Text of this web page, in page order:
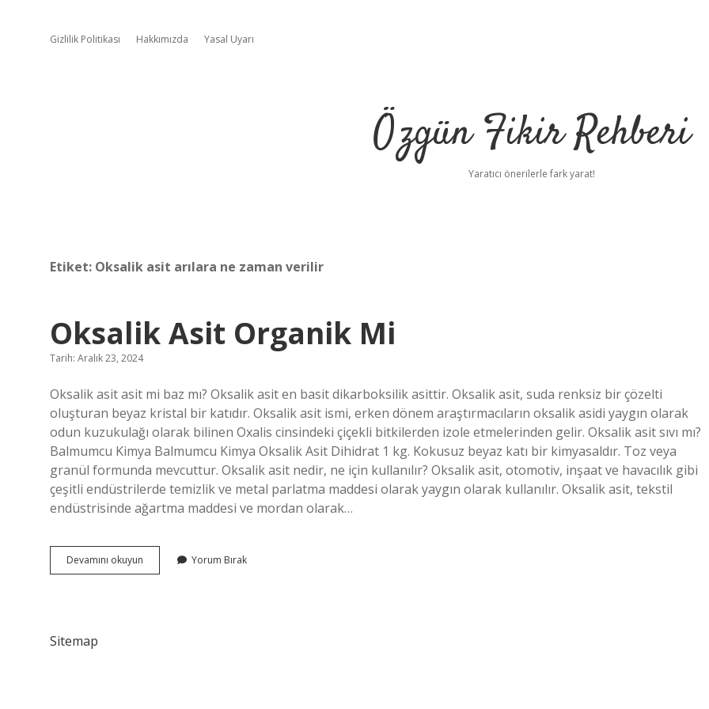
Gizlilik Politikası Hakkımızda Yasal Uyarı
Özgün Fikir Rehberi
Yaratıcı önerilerle fark yarat!
Etiket: Oksalik asit arılara ne zaman verilir
Oksalik Asit Organik Mi
Tarih: Aralık 23, 2024
Oksalik asit asit mi baz mı? Oksalik asit en basit dikarboksilik asittir. Oksalik asit, suda renksiz bir çözelti
oluşturan beyaz kristal bir katıdır. Oksalik asit ismi, erken dönem araştırmacıların oksalik asidi yaygın olarak
odun kuzukulağı olarak bilinen Oxalis cinsindeki çiçekli bitkilerden izole etmelerinden gelir. Oksalik asit sıvı mı?
Balmumcu Kimya Balmumcu Kimya Oksalik Asit Dihidrat 1 kg. Kokusuz beyaz katı bir kimyasaldır. Toz veya
granül formunda mevcuttur. Oksalik asit nedir, ne için kullanılır? Oksalik asit, otomotiv, inşaat ve havacılık gibi
çeşitli endüstrilerde temizlik ve metal parlatma maddesi olarak yaygın olarak kullanılır. Oksalik asit, tekstil
endüstrisinde ağartma maddesi ve mordan olarak…
Devamını okuyun
Asit
Yorum Bırak
Sitemap